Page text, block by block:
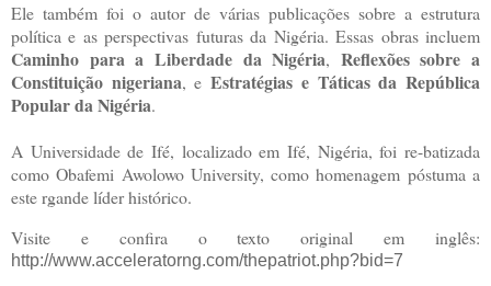
Ele também foi o autor de várias publicações sobre a estrutura
política e as perspectivas futuras da Nigéria. Essas obras incluem
Caminho para a Liberdade da Nigéria, Reflexões sobre a
Constituição nigeriana, eEstratégias e Táticas da República
Popular da Nigéria.
A Universidade de Ifé, localizado em Ifé, Nigéria, foi re-batizada
como Obafemi Awolowo University, como homenagem póstuma a
este rgande líder histórico.
Visite e confira o texto original em inglês:
http://www.acceleratorng.com/thepatriot.php?bid=7